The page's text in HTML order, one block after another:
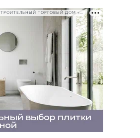
РЕКЛАМА • ООО СТРОИТЕЛЬНЫЙ ТОРГОВЫЙ ДОМ «ПЕТРОВИЧ». ИНН: 7802348846